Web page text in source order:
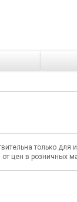
только для
от цен в розничных